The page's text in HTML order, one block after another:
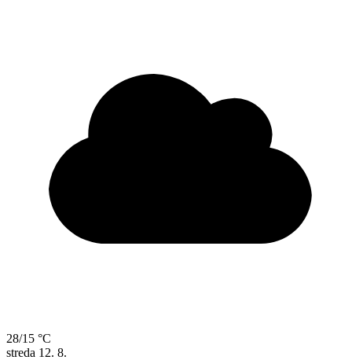
28/15 °C
streda 12. 8.